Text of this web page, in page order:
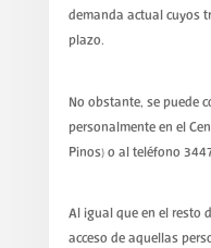
demanda actual cuyos
plazo.
No obstante, se puede
personalmente en el
Pinos) o al teléfono
Al igual que en el resto
acceso de aquellas